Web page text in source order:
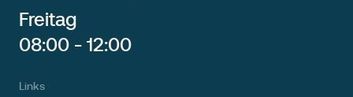
Freitag
08:00 - 12:00
Links